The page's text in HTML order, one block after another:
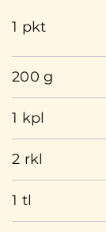
1 pkt
200 g
1 kpl
2 rkl
1 tl